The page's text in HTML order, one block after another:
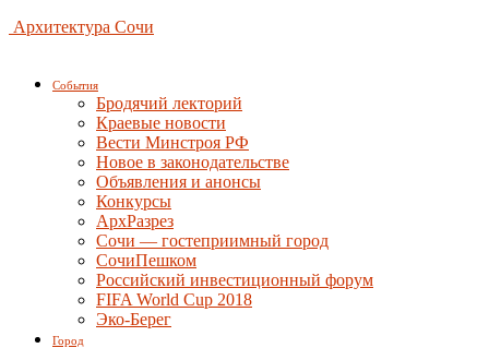
Архитектура Сочи
События
Бродячий лекторий
Краевые новости
Вести Минстроя РФ
Новое в законодательстве
Объявления и анонсы
Конкурсы
АрхРазрез
Сочи — гостеприимный город
СочиПешком
Российский инвестиционный форум
FIFA World Cup 2018
Эко-Берег
Город